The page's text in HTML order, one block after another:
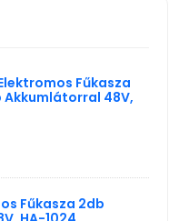
Fűkasza
Akkumlátorral 48V,
Fűkasza 2db